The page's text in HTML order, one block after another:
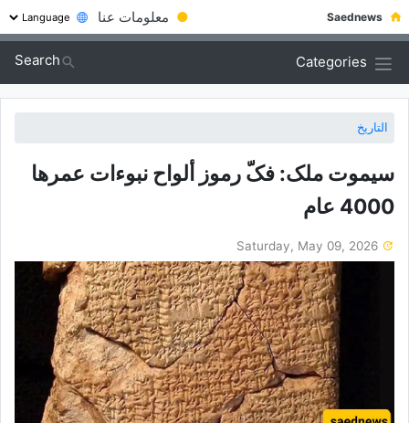
Saednews
● معلومات عنا
Categories
Search
التاريخ
سیموت ملک: فکّ رموز ألواح نبوءات عمرها
4000 عام